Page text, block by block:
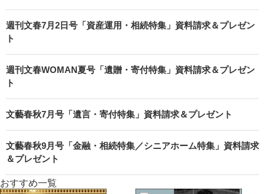
週刊文春7月2日号「資産運用・相続特集」資料請求＆プレゼン
ト
週刊文春WOMAN夏号「遺贈・寄付特集」資料請求＆プレゼン
ト
文藝春秋7月号「遺言・寄付特集」資料請求＆プレゼント
文藝春秋9月号「金融・相続特集／シニアホーム特集」資料請求
＆プレゼント
おすすめ一覧